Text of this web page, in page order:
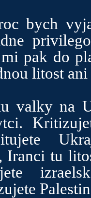
bych
mi pak do
litost
valky na
Iranci tu